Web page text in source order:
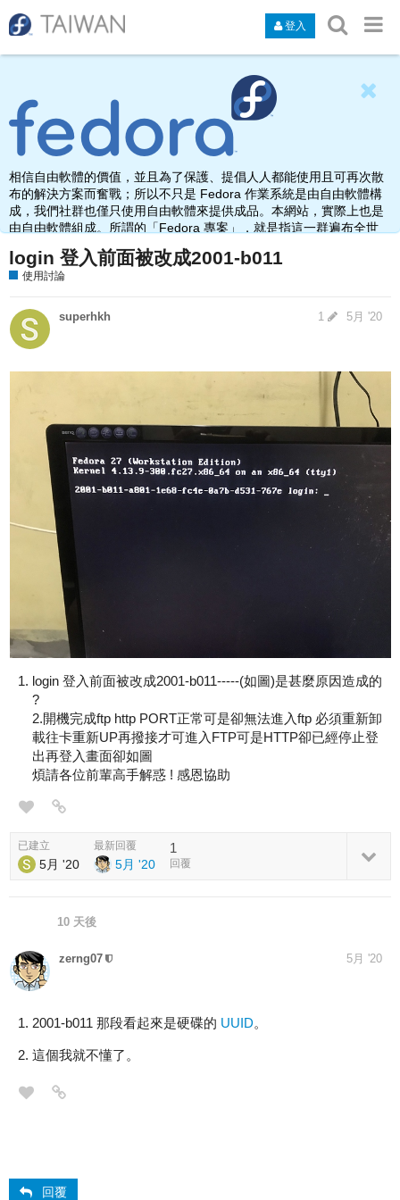
登入
相信自由軟體的價值，並且為了保護、提倡人人都能使用且可再次散
布的解決方案而奮戰；所以不只是 Fedora 作業系統是由自由軟體構
成，我們社群也僅只使用自由軟體來提供成品。本網站，實際上也是
由自由軟體組成。所謂的「Fedora 專案」，就是指這一群遍布全世
界，由於熱愛、使用、打造自由軟體而聚集在此之人的名稱。
login 登入前面被改成2001-b011
使用討論
superhkh 5月 '20
1
login 登入前面被改成2001-b011-----(如圖)是甚麼原因造成的
?
2.開機完成ftp http PORT正常可是卻無法進入ftp 必須重新卸
載往卡重新UP再撥接才可進入FTP可是HTTP卻已經停止登
出再登入畫面卻如圖
煩請各位前輩高手解惑 ! 感恩協助
已建立
5月 '20
最新回覆
5月 '20
1
回覆
10 天後
zerng07 5月 '20
2001-b011 那段看起來是硬碟的 UUID。
這個我就不懂了。
回覆